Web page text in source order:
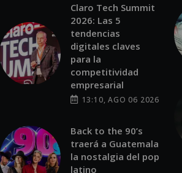
Claro Tech Summit
2026: Las 5
tendencias
digitales claves
para la
competitividad
empresarial
13:10, AGO 06 2026
Back to the 90’s
traerá a Guatemala
la nostalgia del pop
latino